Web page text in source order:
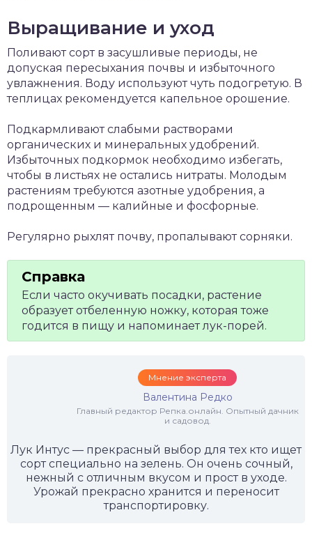
Выращивание и уход
Поливают сорт в засушливые периоды, не
допуская пересыхания почвы и избыточного
увлажнения. Воду используют чуть подогретую. В
теплицах рекомендуется капельное орошение.
Подкармливают слабыми растворами
органических и минеральных удобрений.
Избыточных подкормок необходимо избегать,
чтобы в листьях не остались нитраты. Молодым
растениям требуются азотные удобрения, а
подрощенным — калийные и фосфорные.
Регулярно рыхлят почву, пропалывают сорняки.
Если часто окучивать посадки, растение
образует отбеленную ножку, которая тоже
годится в пищу и напоминает лук-порей.
Мнение эксперта
Валентина Редко
Главный редактор Репка.онлайн. Опытный дачник
и садовод.
Лук Интус — прекрасный выбор для тех кто ищет
сорт специально на зелень. Он очень сочный,
нежный с отличным вкусом и прост в уходе.
Урожай прекрасно хранится и переносит
транспортировку.